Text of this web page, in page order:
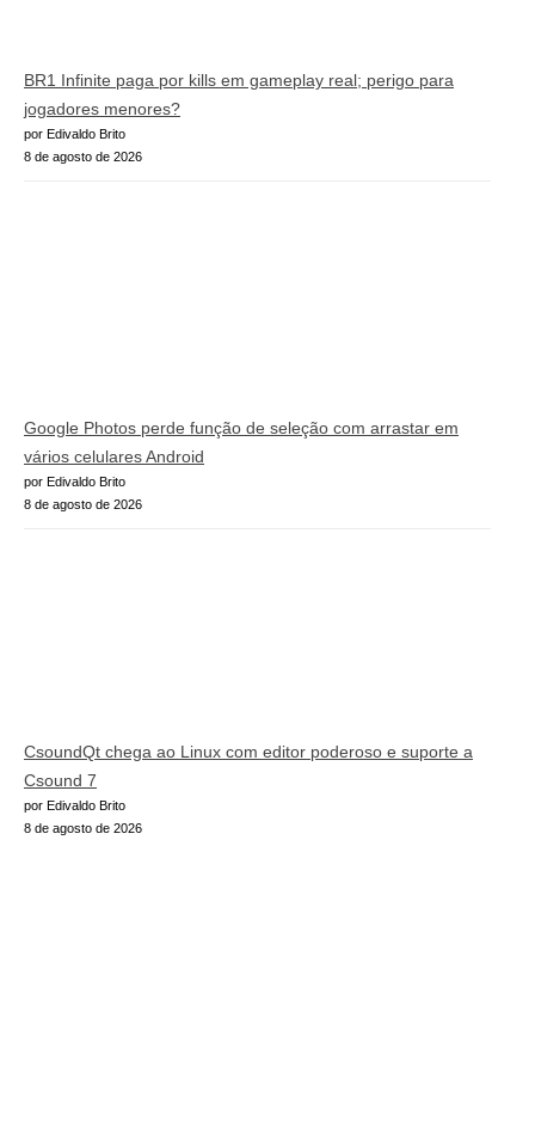
BR1 Infinite paga por kills em gameplay real; perigo para
jogadores menores?
por Edivaldo Brito
8 de agosto de 2026
Google Photos perde função de seleção com arrastar em
vários celulares Android
por Edivaldo Brito
8 de agosto de 2026
CsoundQt chega ao Linux com editor poderoso e suporte a
Csound 7
por Edivaldo Brito
8 de agosto de 2026